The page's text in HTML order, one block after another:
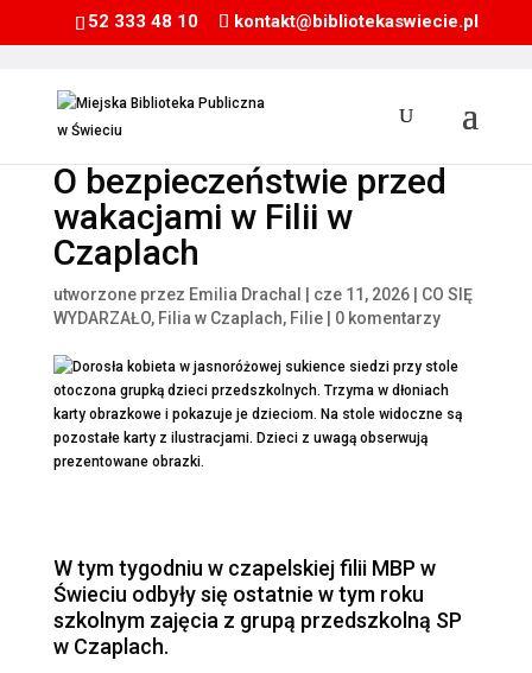
52 333 48 10 kontakt@bibliotekaswiecie.pl
O bezpieczeństwie przed
wakacjami w Filii w
Czaplach
utworzone przez Emilia Drachal cze 11, 2026| CO SIĘ
WYDARZAŁO, Filia w Czaplach, Filie| 0 komentarzy
W tym tygodniu w czapelskiej filii MBP w
Świeciu odbyły się ostatnie w tym roku
szkolnym zajęcia z grupą przedszkolną SP
w Czaplach.